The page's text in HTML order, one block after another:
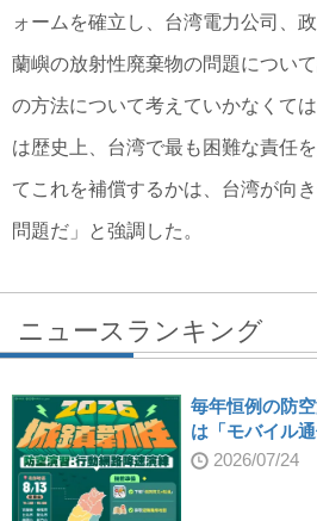
ォームを確立し、台湾電力公司、
蘭嶼の放射性廃棄物の問題につい
の方法について考えていかなくて
は歴史上、台湾で最も困難な責任
てこれを補償するかは、台湾が向
問題だ」と強調した。
ニュースランキング
毎年恒例の防
は「モバイル
2026/07/24